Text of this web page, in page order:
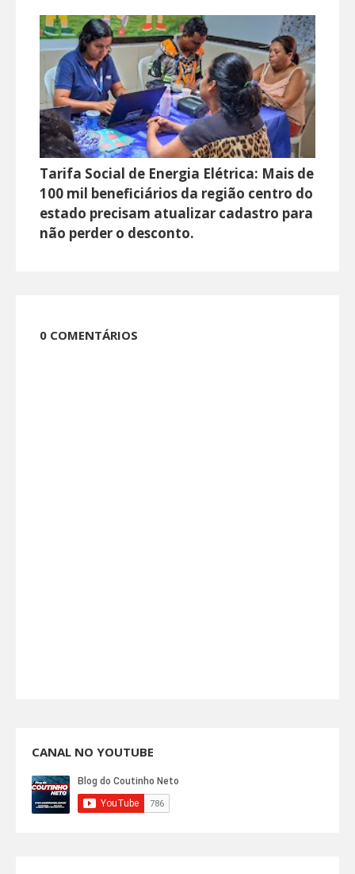
Tarifa Social de Energia Elétrica: Mais de
100 mil beneficiários da região centro do
estado precisam atualizar cadastro para
não perder o desconto.
0 COMENTÁRIOS
CANAL NO YOUTUBE